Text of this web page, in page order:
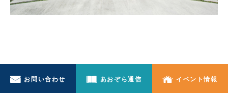
お問い合わせ あおぞら通信 イベント情報